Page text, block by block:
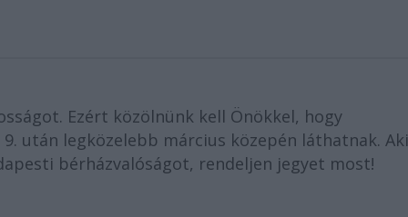
Ezért közölnünk kell Önökkel, hogy
után legközelebb március közepén láthatnak. Aki
bérházvalóságot, rendeljen jegyet most!